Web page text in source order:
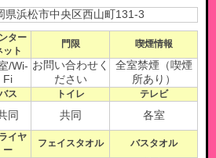
県浜松市中央区西山町131-3
ター
ット
門限 喫煙情報
/Wi-
Fi
お問い合わせく
ださい
全室禁煙（喫煙
所あり）
ス トイレ テレビ
同 共同 各室
イヤ
ー
フェイスタオル バスタオル